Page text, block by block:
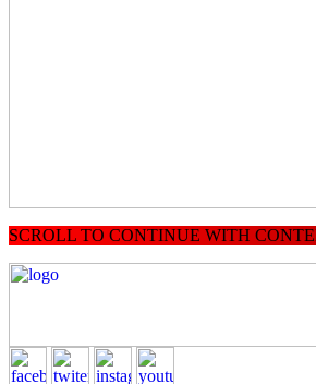
SCROLL TO CONTINUE WITH